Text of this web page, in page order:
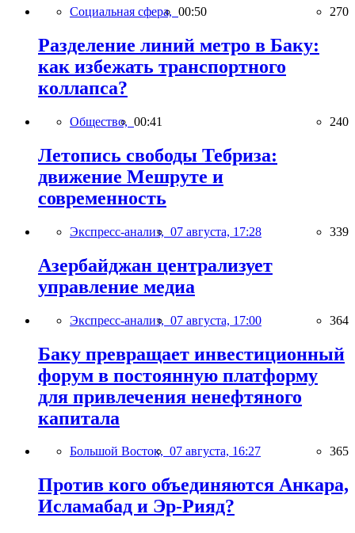
Социальная сфера, 00:50 270
Разделение линий метро в Баку:
как избежать транспортного
коллапса?
Общество, 00:41 240
Летопись свободы Тебриза:
движение Мешруте и
современность
Экспресс-анализ, 07 августа, 17:28 339
Азербайджан централизует
управление медиа
Экспресс-анализ, 07 августа, 17:00 364
Баку превращает инвестиционный
форум в постоянную платформу
для привлечения ненефтяного
капитала
Большой Восток, 07 августа, 16:27 365
Против кого объединяются Анкара,
Исламабад и Эр-Рияд?